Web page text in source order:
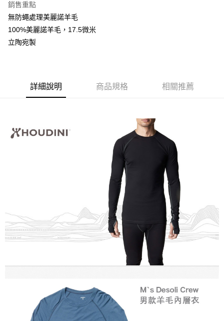
AFTEE先享後付是「在收到商品之後才付款」的支付方式。 讓您購物簡單
便利好安心！
１．簡單：不需註冊會員、不需綁卡、不需儲值。
２．便利：只要手機號碼，簡訊認證，即可結帳。
３．安心：先確認商品／服務後，再付款。
２．訂單成立數日內，您將收到繳費通知簡訊。
購買商品的店家。未經商家同意取消之訂單仍視為有效，需透過AFTEE先享
後付繳納相關費用。
※ 交易是否成功請以「AFTEE先享後付 」之結帳頁面顯示為準，若有關於
是否繳費成功／繳費後需取消欲退款等相關疑問，請聯繫「AFTEE先享後付
https://netprotections.freshdesk.com/support/home
１．透過由恩沛科技股份有限公司提供之「AFTEE先享後付」服務完成之交
易，需依本服務之必要範圍內提供個人資料，並將交易相關給付款項請求債
２．關於個人資料處理事宜，請瀏覽以下網址：
https://aftee.tw/terms/#terms3
３．未成年的使用者請事先徵得法定代理人或監護人之同意方可使用
「AFTEE先享後付」，若未經同意申辦者引起之損失，本公司不負相關責
４．使用「AFTEE先享後付」時，將依據個別帳號之用戶狀況，依本公司即
時審查核予不同之上限額度；若仍有額度不足之情形，本公司將視審查結果
恩沛科技股份有限公司將有權停止該用戶之使用額度並採取法律行動。
運送方式
宅配
每筆NT$120，滿NT$888(含以上)免運費
銷售重點
無防蠅處理美麗諾羊毛
100%美麗諾羊毛，17.5微米
立陶宛製
詳細說明 商品規格 相關推薦